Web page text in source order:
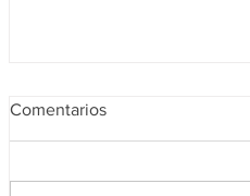
Comentarios